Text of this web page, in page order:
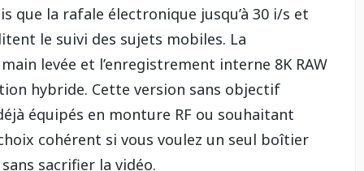
que la rafale électronique jusqu’à 30 i/s et
le suivi des sujets mobiles. La
levée et l’enregistrement interne 8K RAW
hybride. Cette version sans objectif
équipés en monture RF ou souhaitant
cohérent si vous voulez un seul boîtier
sacrifier la vidéo.